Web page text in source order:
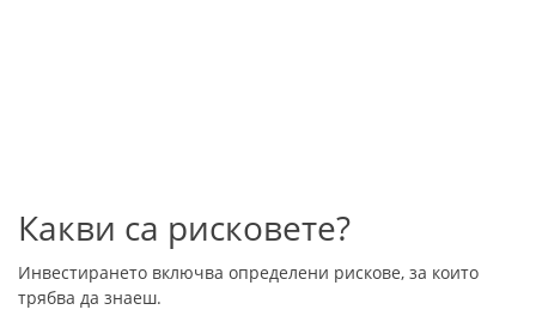
Какви са рисковете?
Инвестирането включва определени рискове, за които
трябва да знаеш.